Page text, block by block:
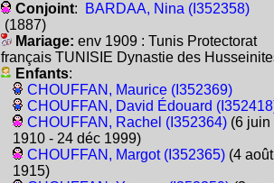
Conjoint:
BARDAA, Nina (I352358)
(1887)
Mariage: env 1909 : Tunis Protectorat
français TUNISIE Dynastie des
Enfants:
CHOUFFAN, Maurice (I352369)
CHOUFFAN, David Édouard
CHOUFFAN, Rachel (I352364)(6 juin
1910 - 24 déc 1999)
CHOUFFAN, Margot (I352365)(4 août
1915)